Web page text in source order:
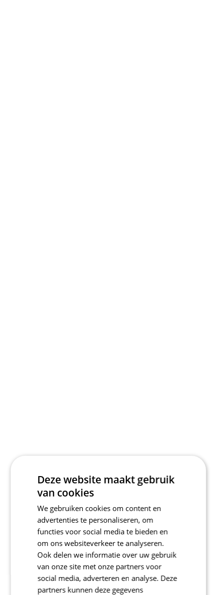
Deze website maakt gebruik
van cookies
We gebruiken cookies om content en
advertenties te personaliseren, om
functies voor social media te bieden en
om ons websiteverkeer te analyseren.
Ook delen we informatie over uw gebruik
van onze site met onze partners voor
social media, adverteren en analyse. Deze
partners kunnen deze gegevens